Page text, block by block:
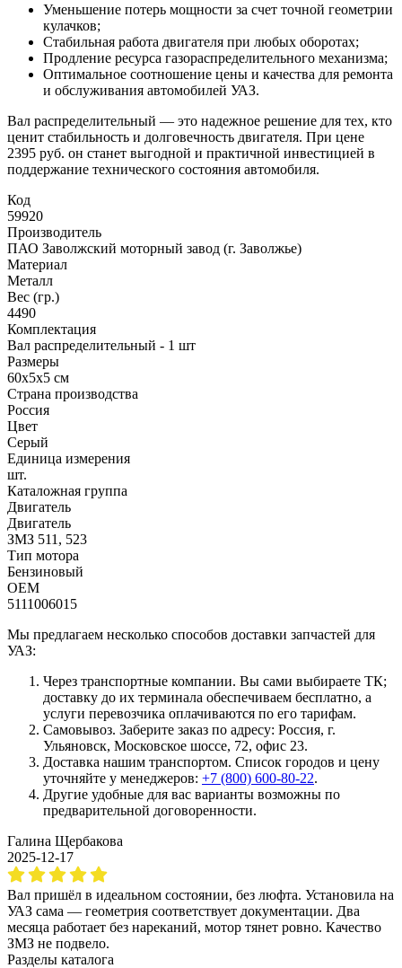
Уменьшение потерь мощности за счет точной геометрии
кулачков;
Стабильная работа двигателя при любых оборотах;
Продление ресурса газораспределительного механизма;
Оптимальное соотношение цены и качества для ремонта
и обслуживания автомобилей УАЗ.
Вал распределительный — это надежное решение для тех, кто
ценит стабильность и долговечность двигателя. При цене
2395 руб. он станет выгодной и практичной инвестицией в
поддержание технического состояния автомобиля.
Код
59920
Производитель
ПАО Заволжский моторный завод (г. Заволжье)
Материал
Металл
Вес (гр.)
4490
Комплектация
Вал распределительный - 1 шт
Размеры
60х5х5 см
Страна производства
Россия
Цвет
Серый
Единица измерения
шт.
Каталожная группа
Двигатель
Двигатель
ЗМЗ 511, 523
Тип мотора
Бензиновый
OEM
5111006015
Мы предлагаем несколько способов доставки запчастей для
УАЗ:
Через транспортные компании. Вы сами выбираете ТК;
доставку до их терминала обеспечиваем бесплатно, а
услуги перевозчика оплачиваются по его тарифам.
Самовывоз. Заберите заказ по адресу: Россия, г.
Ульяновск, Московское шоссе, 72, офис 23.
Доставка нашим транспортом. Список городов и цену
уточняйте у менеджеров: +7 (800) 600-80-22.
Другие удобные для вас варианты возможны по
предварительной договоренности.
Галина Щербакова
2025-12-17
Вал пришёл в идеальном состоянии, без люфта. Установила на
УАЗ сама — геометрия соответствует документации. Два
месяца работает без нареканий, мотор тянет ровно. Качество
ЗМЗ не подвело.
Разделы каталога